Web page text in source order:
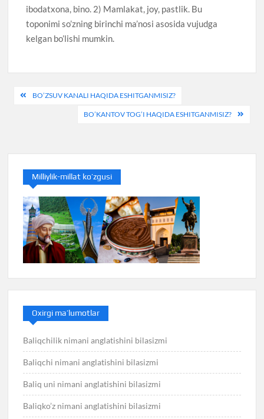
ibodatxona, bino. 2) Mamlakat, joy, pastlik. Bu
toponimi so’zning birinchi ma’nosi asosida vujudga
kelgan bo’lishi mumkin.
PostBO’ZSUV KANALI HAQIDA ESHITGANMISIZ?
BO’KANTOV TOG’I HAQIDA ESHITGANMISIZ?
Milliylik-millat ko’zgusi
Oxirgi ma’lumotlar
Baliqchilik nimani anglatishini bilasizmi
Baliqchi nimani anglatishini bilasizmi
Baliq uni nimani anglatishini bilasizmi
Baliqko’z nimani anglatishini bilasizmi